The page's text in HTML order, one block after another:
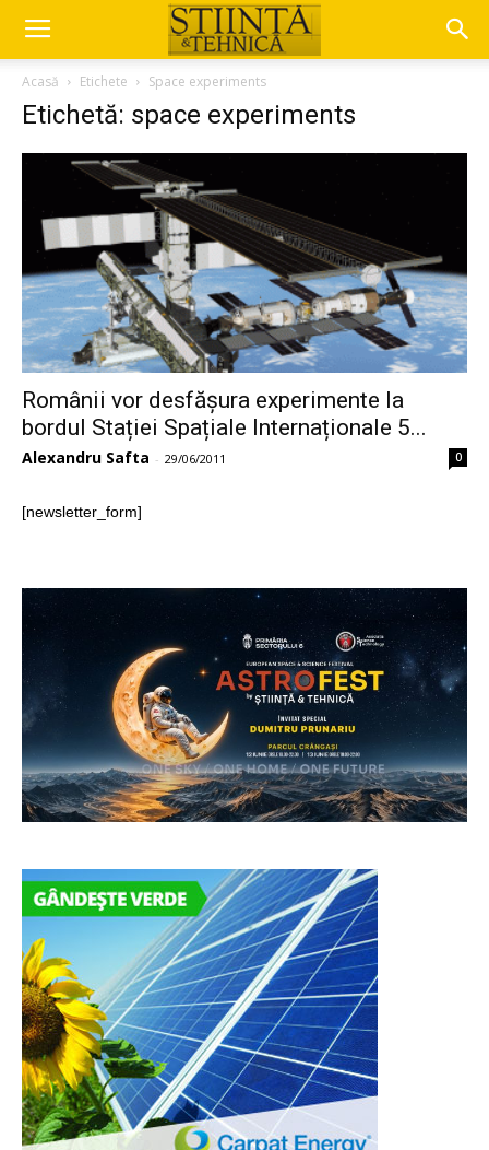
Acasă Etichete Space experiments
Etichetă: space experiments
Românii vor desfășura experimente la
bordul Stației Spațiale Internaționale 5...
Alexandru Safta - 29/06/2011 0
[newsletter_form]